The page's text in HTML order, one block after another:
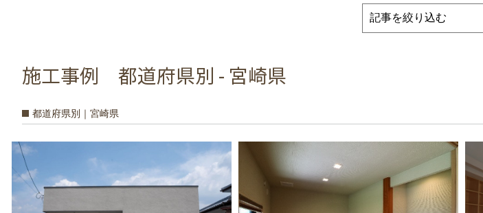
施工事例 都道府県別 - 宮崎県
都道府県別｜宮崎県